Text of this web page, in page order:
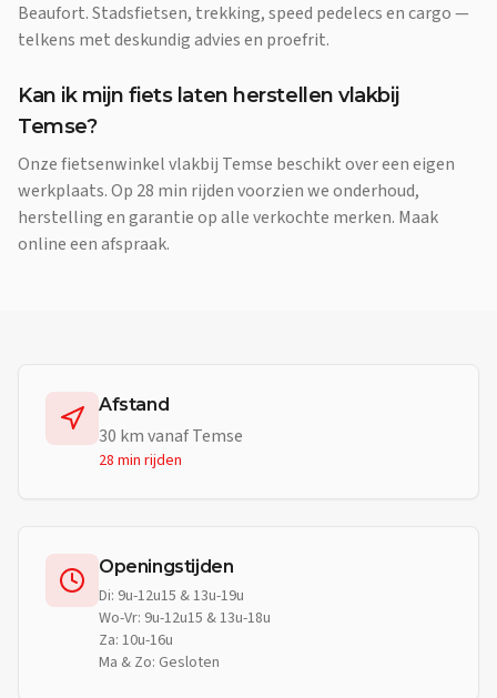
Beaufort. Stadsfietsen, trekking, speed pedelecs en cargo —
telkens met deskundig advies en proefrit.
Kan ik mijn fiets laten herstellen vlakbij
Temse?
Onze fietsenwinkel vlakbij Temse beschikt over een eigen
werkplaats. Op 28 min rijden voorzien we onderhoud,
herstelling en garantie op alle verkochte merken. Maak
online een afspraak.
Afstand
30 km vanafTemse
28 min rijden
Openingstijden
Di: 9u-12u15 & 13u-19u
Wo-Vr: 9u-12u15 & 13u-18u
Za: 10u-16u
Ma & Zo: Gesloten